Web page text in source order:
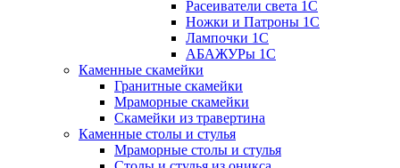
Расеиватели света 1С
Ножки и Патроны 1С
Лампочки 1С
АБАЖУРы 1С
Каменные скамейки
Гранитные скамейки
Мраморные скамейки
Скамейки из травертина
Каменные столы и стулья
Мраморные столы и стулья